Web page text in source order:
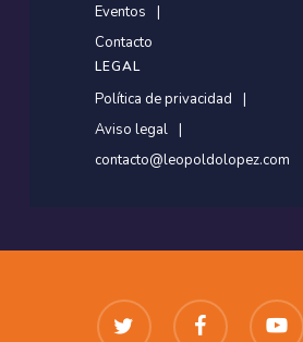
Eventos
Contacto
LEGAL
Política de privacidad
Aviso legal
contacto@leopoldolopez.com
twitter facebook youtube